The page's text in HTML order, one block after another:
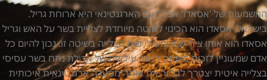
המשמעות של 'אסאדו' אצל העם הארגנטינאי היא ארוחת גריל.
בישראל, אסאדו הוא הכינוי לשיטה מיוחדת לצליית בשר על האש וגריל
אסאדו הוא אותו ציוד שמשמש ליישום הצלייה בשיטה זו. נכון להיום כל
אדם שמעוניין לזכות באותה הנאה עילאית של אכילת נתח בשר עסיסי
בצלייה איטית יצטרך לבחור את אותה מסעדה ארגנטינאית איכותית